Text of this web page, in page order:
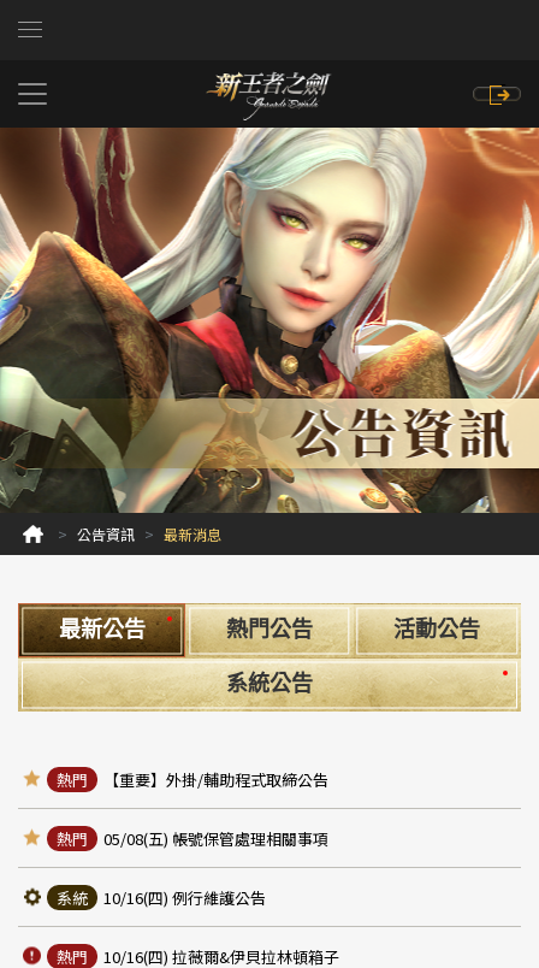
公告資訊 最新消息
最新公告 熱門公告 活動公告
系統公告
熱門 【重要】外掛/輔助程式取締公告
熱門 05/08(五) 帳號保管處理相關事項
系統 10/16(四) 例行維護公告
熱門 10/16(四) 拉薇爾&伊貝拉林頓箱子